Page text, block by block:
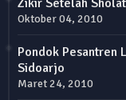
Oktober 04, 2010
Pondok Pesantren
Sidoarjo
Maret 24, 2010